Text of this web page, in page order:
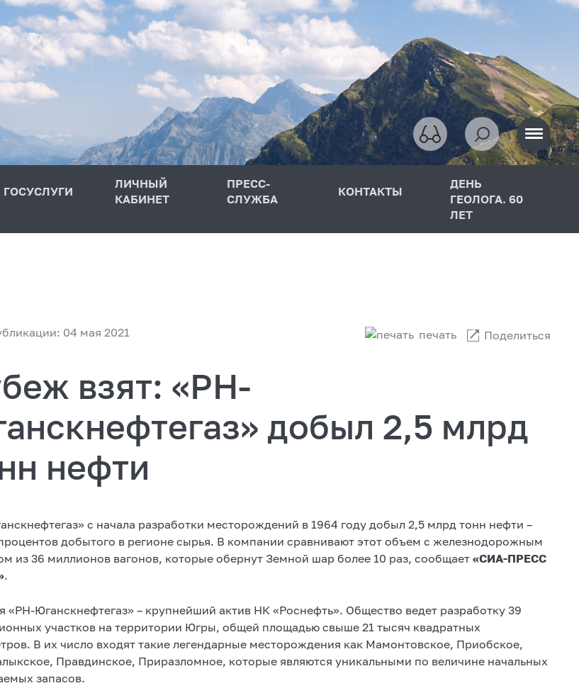
ГОСУСЛУГИ
ЛИЧНЫЙ
КАБИНЕТ
ПРЕСС-
СЛУЖБА
КОНТАКТЫ
ДЕНЬ
ГЕОЛОГА. 60
ЛЕТ
04 мая 2021 печать Поделиться
взят: «РН-
добыл 2,5 млрд
нефти
с начала разработки месторождений в 1964 году добыл 2,5 млрд тонн нефти –
добытого в регионе сырья. В компании сравнивают этот объем с железнодорожным
из 36 миллионов вагонов, которые обернут Земной шар более 10 раз, сообщает«СИА-ПРЕСС
.
«РН-Юганскнефтегаз» – крупнейший актив НК «Роснефть». Общество ведет разработку 39
участков на территории Югры, общей площадью свыше 21 тысяч квадратных
В их число входят такие легендарные месторождения как Мамонтовское, Приобское,
Правдинское, Приразломное, которые являются уникальными по величине начальных
запасов.